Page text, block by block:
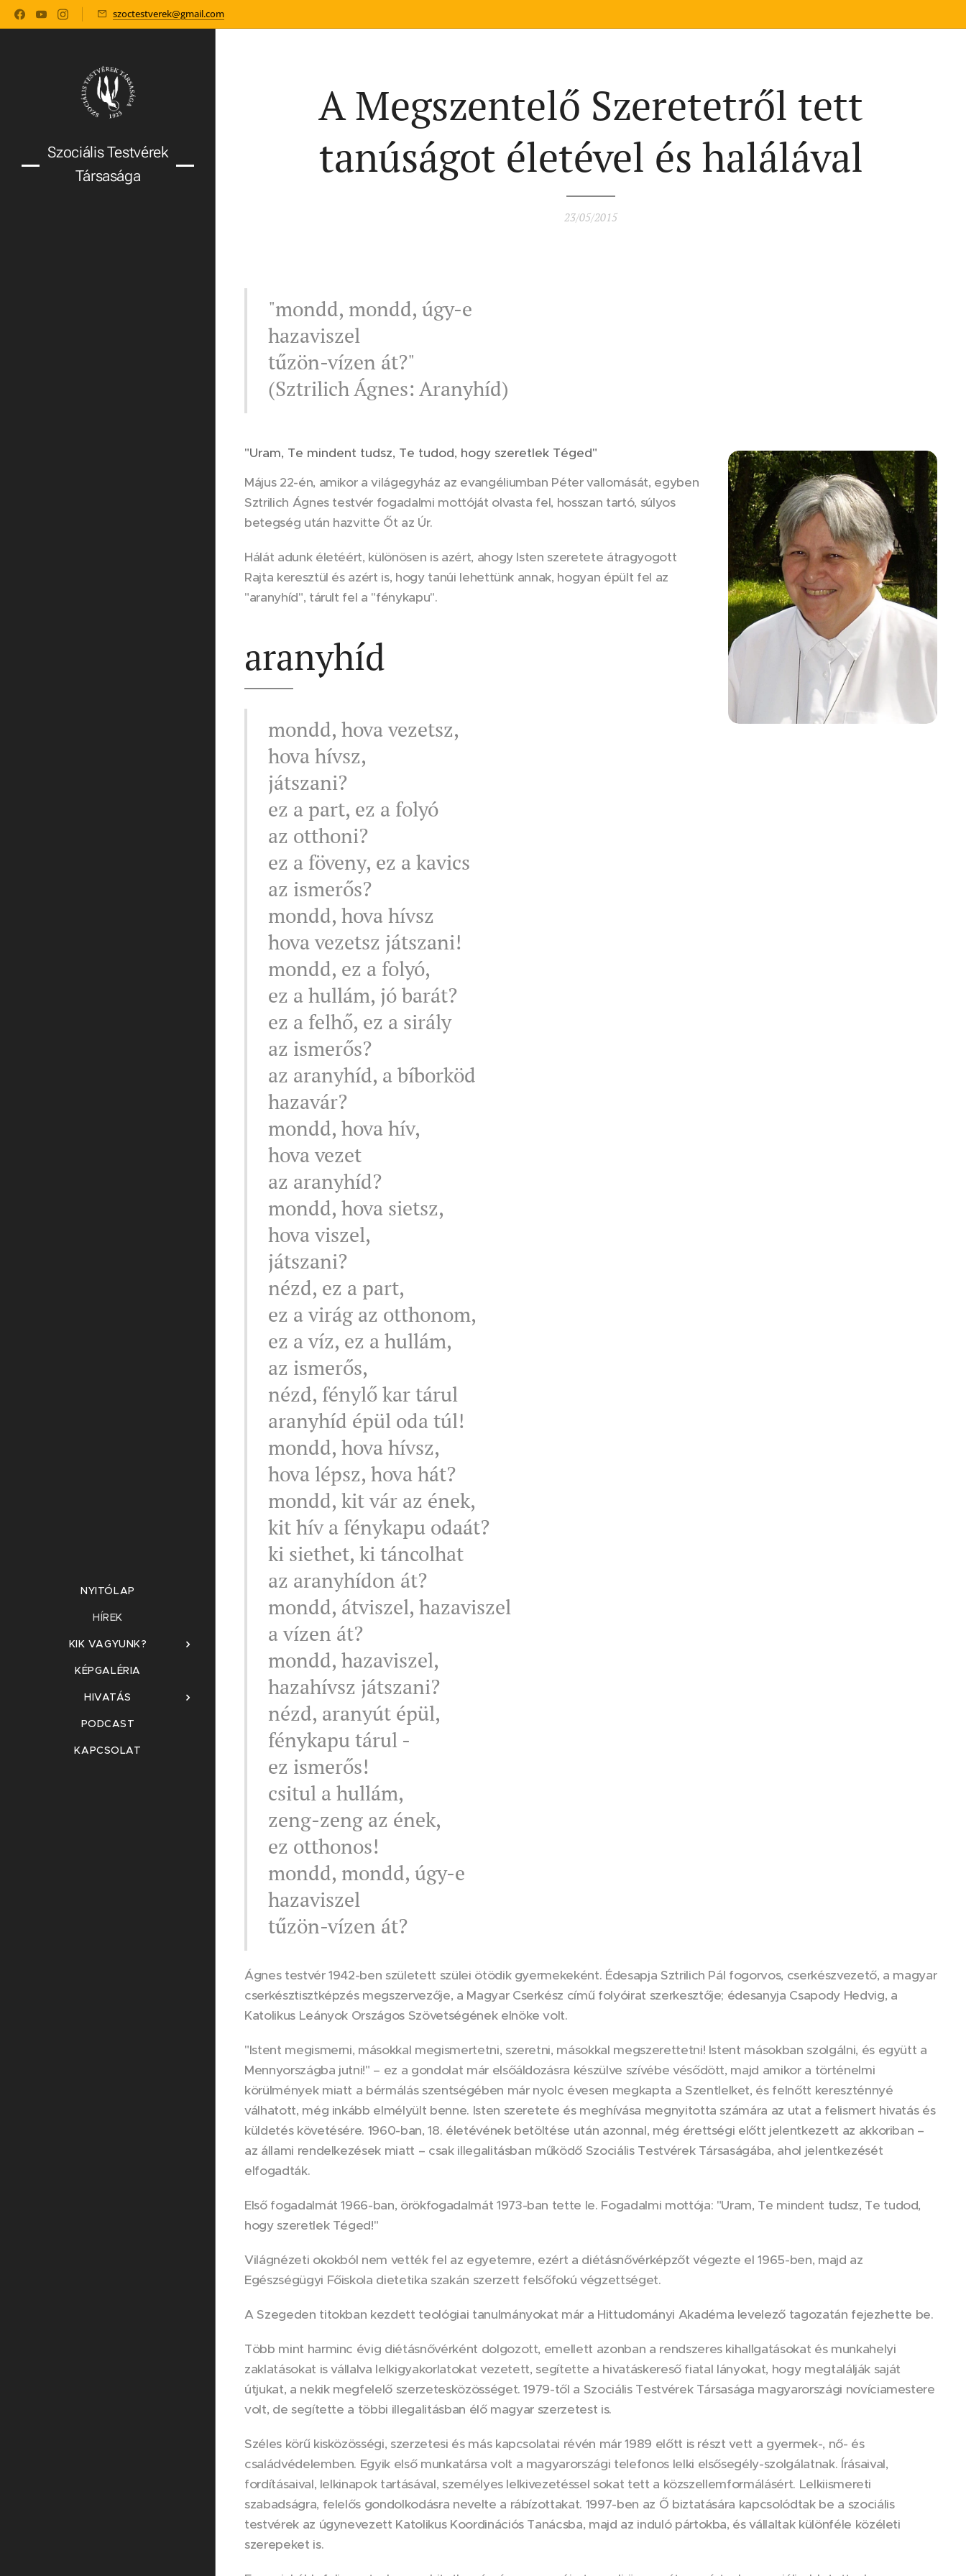
szoctestverek@gmail.com
Szociális Testvérek
Társasága
NYITÓLAP
HÍREK
KIK VAGYUNK?
KÉPGALÉRIA
HIVATÁS
PODCAST
KAPCSOLAT
A Megszentelő Szeretetről tett
tanúságot életével és halálával
23/05/2015
"mondd, mondd, úgy-e
hazaviszel
tűzön-vízen át?"
(Sztrilich Ágnes: Aranyhíd)
"Uram, Te mindent tudsz, Te tudod, hogy szeretlek Téged"
Május 22-én, amikor a világegyház az evangéliumban Péter vallomását, egyben
Sztrilich Ágnes testvér fogadalmi mottóját olvasta fel, hosszan tartó, súlyos
betegség után hazvitte Őt az Úr.
Hálát adunk életéért, különösen is azért, ahogy Isten szeretete átragyogott
Rajta keresztül és azért is, hogy tanúi lehettünk annak, hogyan épült fel az
"aranyhíd", tárult fel a "fénykapu".
aranyhíd
mondd, hova vezetsz,
hova hívsz,
játszani?
ez a part, ez a folyó
az otthoni?
ez a föveny, ez a kavics
az ismerős?
mondd, hova hívsz
hova vezetsz játszani!
mondd, ez a folyó,
ez a hullám, jó barát?
ez a felhő, ez a sirály
az ismerős?
az aranyhíd, a bíborköd
hazavár?
mondd, hova hív,
hova vezet
az aranyhíd?
mondd, hova sietsz,
hova viszel,
játszani?
nézd, ez a part,
ez a virág az otthonom,
ez a víz, ez a hullám,
az ismerős,
nézd, fénylő kar tárul
aranyhíd épül oda túl!
mondd, hova hívsz,
hova lépsz, hova hát?
mondd, kit vár az ének,
kit hív a fénykapu odaát?
ki siethet, ki táncolhat
az aranyhídon át?
mondd, átviszel, hazaviszel
a vízen át?
mondd, hazaviszel,
hazahívsz játszani?
nézd, aranyút épül,
fénykapu tárul -
ez ismerős!
csitul a hullám,
zeng-zeng az ének,
ez otthonos!
mondd, mondd, úgy-e
hazaviszel
tűzön-vízen át?
Ágnes testvér 1942-ben született szülei ötödik gyermekeként. Édesapja Sztrilich Pál fogorvos, cserkészvezető, a magyar
cserkésztisztképzés megszervezője, a Magyar Cserkész című folyóirat szerkesztője; édesanyja Csapody Hedvig, a
Katolikus Leányok Országos Szövetségének elnöke volt.
"Istent megismerni, másokkal megismertetni, szeretni, másokkal megszerettetni! Istent másokban szolgálni, és együtt a
Mennyországba jutni!" – ez a gondolat már elsőáldozásra készülve szívébe vésődött, majd amikor a történelmi
körülmények miatt a bérmálás szentségében már nyolc évesen megkapta a Szentlelket, és felnőtt kereszténnyé
válhatott, még inkább elmélyült benne. Isten szeretete és meghívása megnyitotta számára az utat a felismert hivatás és
küldetés követésére. 1960-ban, 18. életévének betöltése után azonnal, még érettségi előtt jelentkezett az akkoriban –
az állami rendelkezések miatt – csak illegalitásban működő Szociális Testvérek Társaságába, ahol jelentkezését
elfogadták.
Első fogadalmát 1966-ban, örökfogadalmát 1973-ban tette le. Fogadalmi mottója: "Uram, Te mindent tudsz, Te tudod,
hogy szeretlek Téged!"
Világnézeti okokból nem vették fel az egyetemre, ezért a diétásnővérképzőt végezte el 1965-ben, majd az
Egészségügyi Főiskola dietetika szakán szerzett felsőfokú végzettséget.
A Szegeden titokban kezdett teológiai tanulmányokat már a Hittudományi Akadéma levelező tagozatán fejezhette be.
Több mint harminc évig diétásnővérként dolgozott, emellett azonban a rendszeres kihallgatásokat és munkahelyi
zaklatásokat is vállalva lelkigyakorlatokat vezetett, segítette a hivatáskereső fiatal lányokat, hogy megtalálják saját
útjukat, a nekik megfelelő szerzetesközösséget. 1979-től a Szociális Testvérek Társasága magyarországi novíciamestere
volt, de segítette a többi illegalitásban élő magyar szerzetest is.
Széles körű kisközösségi, szerzetesi és más kapcsolatai révén már 1989 előtt is részt vett a gyermek-, nő- és
családvédelemben. Egyik első munkatársa volt a magyarországi telefonos lelki elsősegély-szolgálatnak. Írásaival,
fordításaival, lelkinapok tartásával, személyes lelkivezetéssel sokat tett a közszellemformálásért. Lelkiismereti
szabadságra, felelős gondolkodásra nevelte a rábízottakat. 1997-ben az Ő biztatására kapcsolódtak be a szociális
testvérek az úgynevezett Katolikus Koordinációs Tanácsba, majd az induló pártokba, és vállaltak különféle közéleti
szerepeket is.